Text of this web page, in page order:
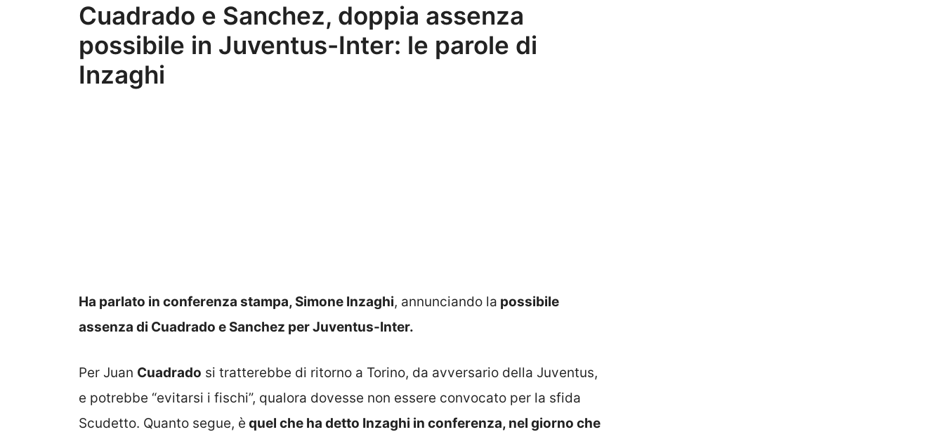
Cuadrado e Sanchez, doppia assenza
possibile in Juventus-Inter: le parole di
Inzaghi
Ha parlato in conferenza stampa, Simone Inzaghi, annunciando la possibile
assenza di Cuadrado e Sanchez per Juventus-Inter.
Per Juan Cuadrado si tratterebbe di ritorno a Torino, da avversario della Juventus,
e potrebbe “evitarsi i fischi”, qualora dovesse non essere convocato per la sfida
Scudetto. Quanto segue, è quel che ha detto Inzaghi in conferenza, nel giorno che